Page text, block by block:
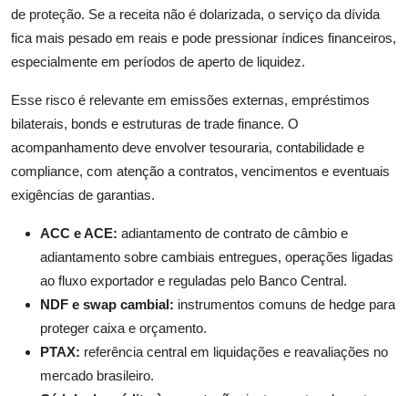
de proteção. Se a receita não é dolarizada, o serviço da dívida
fica mais pesado em reais e pode pressionar índices financeiros,
especialmente em períodos de aperto de liquidez.
Esse risco é relevante em emissões externas, empréstimos
bilaterais, bonds e estruturas de trade finance. O
acompanhamento deve envolver tesouraria, contabilidade e
compliance, com atenção a contratos, vencimentos e eventuais
exigências de garantias.
ACC e ACE: adiantamento de contrato de câmbio e
adiantamento sobre cambiais entregues, operações ligadas
ao fluxo exportador e reguladas pelo Banco Central.
NDF e swap cambial: instrumentos comuns de hedge para
proteger caixa e orçamento.
PTAX: referência central em liquidações e reavaliações no
mercado brasileiro.